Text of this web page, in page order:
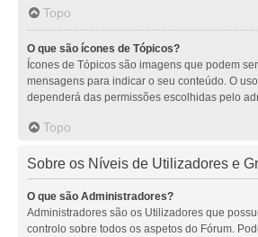
Topo
O que são ícones de Tópicos?
Ícones de Tópicos são imagens que podem
mensagens para indicar o seu conteúdo. O
dependerá das permissões escolhidas pelo
Topo
Sobre os Níveis de Utilizadores e
O que são Administradores?
Administradores são os Utilizadores que
controlo sobre todos os aspetos do Fórum.